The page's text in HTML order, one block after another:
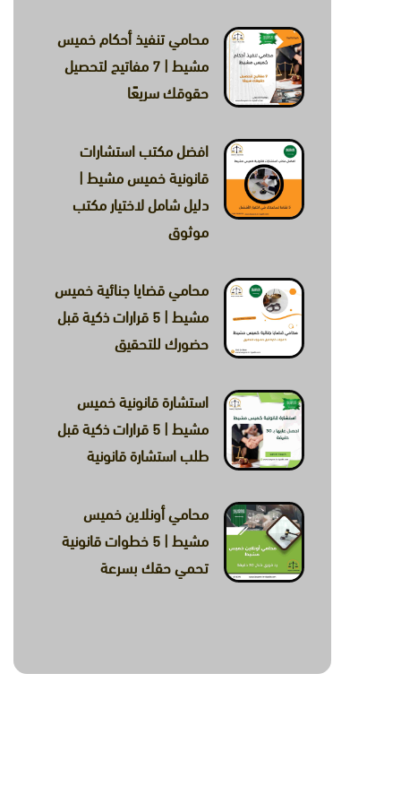
محامي تنفيذ أحكام خميس
مشيط | 7 مفاتيح لتحصيل
حقوقك سريعًا
افضل مكتب استشارات
قانونية خميس مشيط |
دليل شامل لاختيار مكتب
موثوق
محامي قضايا جنائية خميس
مشيط | 5 قرارات ذكية قبل
حضورك للتحقيق
استشارة قانونية خميس
مشيط | 5 قرارات ذكية قبل
طلب استشارة قانونية
محامي أونلاين خميس
مشيط | 5 خطوات قانونية
تحمي حقك بسرعة
والعقارية والمالية وصياغة